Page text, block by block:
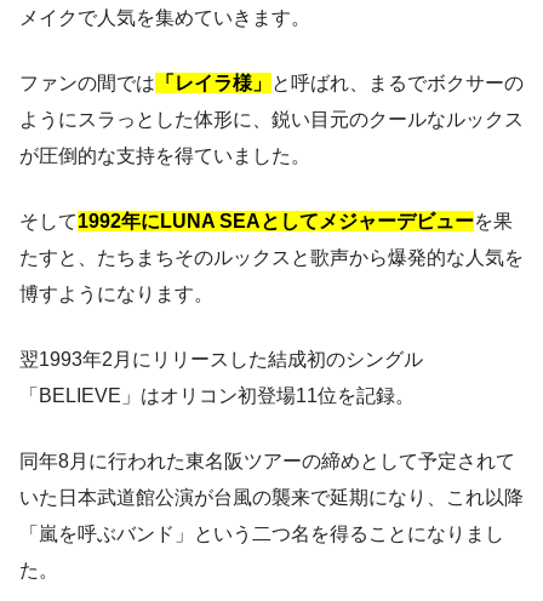
メイクで人気を集めていきます。
ファンの間では 「レイラ様」 と呼ばれ、まるでボクサーの
ようにスラっとした体形に、鋭い目元のクールなルックス
が圧倒的な支持を得ていました。
そして1992年にLUNA SEAとしてメジャーデビューを果
たすと、たちまちそのルックスと歌声から爆発的な人気を
博すようになります。
翌1993年2月にリリースした結成初のシングル
「BELIEVE」はオリコン初登場11位を記録。
同年8月に行われた東名阪ツアーの締めとして予定されて
いた日本武道館公演が台風の襲来で延期になり、これ以降
「嵐を呼ぶバンド」という二つ名を得ることになりまし
た。